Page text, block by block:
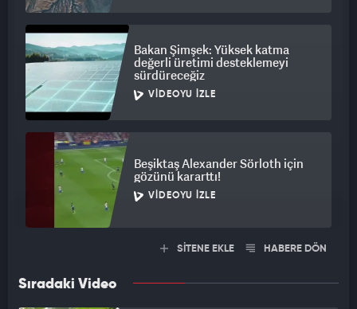
Bakan Şimşek: Yüksek katma
değerli üretimi desteklemeyi
sürdüreceğiz
VIDEOYU İZLE
Beşiktaş Alexander Sörloth için
gözünü kararttı!
VIDEOYU İZLE
SİTENE EKLE HABERE DÖN
Sıradaki Video